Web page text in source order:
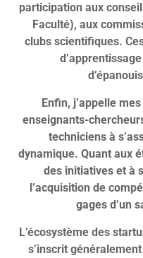
participation aux
Faculté), aux
clubs scientifiques.
Enfin, j’appelle
enseignants-
techniciens à
dynamique. Quant aux
des initiatives et à
l’acquisition de
gages d’un
L’écosystème des
s’inscrit